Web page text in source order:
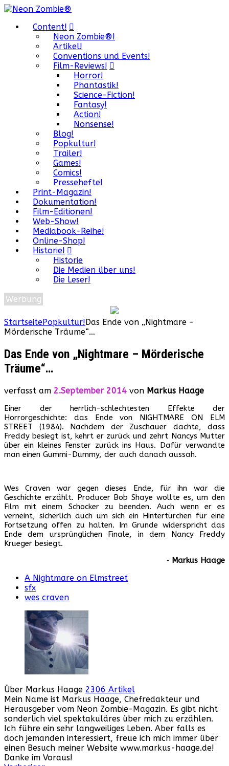
Content!
Neon Zombie®!
Artikel!
Conventions und Events!
Film-Reviews!
Horror!
Phantastik!
Science-Fiction!
Fantasy!
Action!
Nonsense!
Blog!
Popkultur!
Trailer!
Games!
Comics!
Pressehefte!
Print-Magazin!
Dokumentation!
Film-Editionen!
Web-Show!
Mediabook-Reihe!
Online-Shop!
Historie!
Historie
Die Medien über uns!
Die Leser!
Werbung
StartseitePopkultur!Das Ende von „Nightmare –
Mörderische Träume“…
Das Ende von „Nightmare – Mörderische
Träume“…
verfasst am 2.September 2014 von Markus Haage
Einer der herrlich-schlechtesten Effekte der
Horrorgeschichte: das Ende von NIGHTMARE ON ELM
STREET (1984). Nachdem der Zuschauer dachte, dass
Freddy besiegt ist, kehrt er zurück und zehrt Nancys Mutter
über ein kleines Fenster zurück ins Haus. Dafür verwandte
man einen Gummi-Dummy, der auch danach aussah.
Wes Craven war gegen dieses Ende, für ihn war die
Geschichte erzählt. Producer Bob Shaye wollte es, um den
Film mit einem Schocker zu beenden. Auch wenn er es
verneint, sicherlich auch um sich ein Hintertürchen für eine
Fortsetzung offen zu halten. Im Grunde widerspricht das
Ende dem ursprünglichen Finale, in dem Nancy Freddy
Krueger besiegt.
‐ Markus Haage
A Nightmare on Elmstreet
sfx
wes craven
Über Markus Haage 2306 Artikel
Mein Name ist Markus Haage, Chefredakteur und
Herausgeber vom Neon Zombie-Magazin. Es gibt nicht
sonderlich viel spektakuläres über mich zu erzählen.
Ich führe ein sehr langweiliges Leben. Aber falls es
doch jemanden interessiert, freue ich mich immer über
einen Besuch meiner Website www.markus-haage.de!
Danke im Voraus!